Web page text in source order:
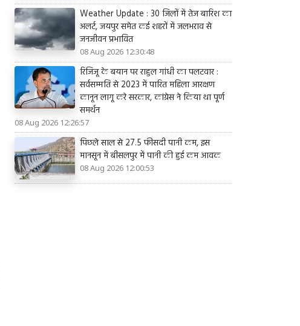
Weather Update : 30 जिलों में तेज बारिश का
अलर्ट, जयपुर समेत कई शहरों में जलभराव से
जनजीवन प्रभावित
08 Aug 2026 12:30:48
रिजिजू के बयान पर राहुल गांधी का पलटवार :
सर्वसम्मति से 2023 में पारित महिला आरक्षण
कानून लागू करे सरकार, कांग्रेस ने किया था पूर्ण
समर्थन
08 Aug 2026 12:26:57
पिछले साल से 27.5 फीसदी पानी कम, इस
मानसून में बीसलपुर में पानी की हुई कम आवक
08 Aug 2026 12:00:53